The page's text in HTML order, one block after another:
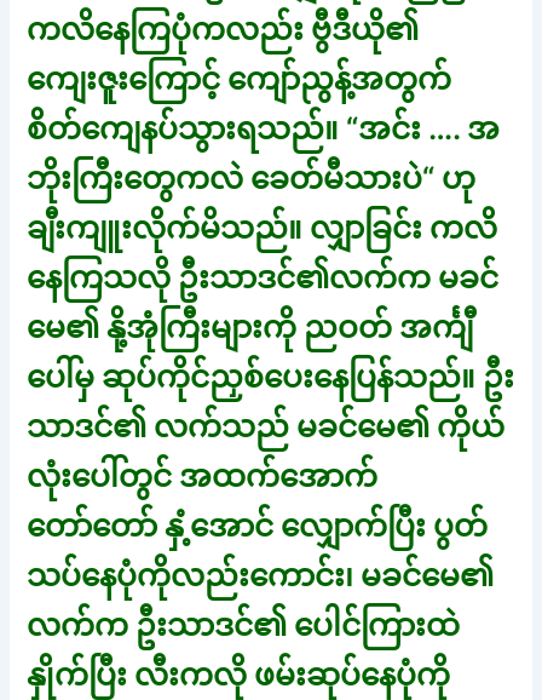
ကလိနေကြပုံကလည်း ဗွီဒီယို၏
ကျေးဇူးကြောင့် ကျော်ညွန့်အတွက်
စိတ်ကျေနပ်သွားရသည်။ “အင်း …. အ
ဘိုးကြီးတွေကလဲ ခေတ်မီသားပဲ“ ဟု
ချီးကျူးလိုက်မိသည်။ လျှာခြင်း ကလိ
နေကြသလို ဦးသာဒင်၏လက်က မခင်
မေ၏ နို့အုံကြီးများကို ညဝတ် အင်္ကျီ
ပေါ်မှ ဆုပ်ကိုင်ညှစ်ပေးနေပြန်သည်။ ဦး
သာဒင်၏ လက်သည် မခင်မေ၏ ကိုယ်
လုံးပေါ်တွင် အထက်အောက်
တော်တော် နှံ့အောင် လျှောက်ပြီး ပွတ်
သပ်နေပုံကိုလည်းကောင်း၊ မခင်မေ၏
လက်က ဦးသာဒင်၏ ပေါင်ကြားထဲ
နှိုက်ပြီး လီးကလို ဖမ်းဆုပ်နေပုံကို